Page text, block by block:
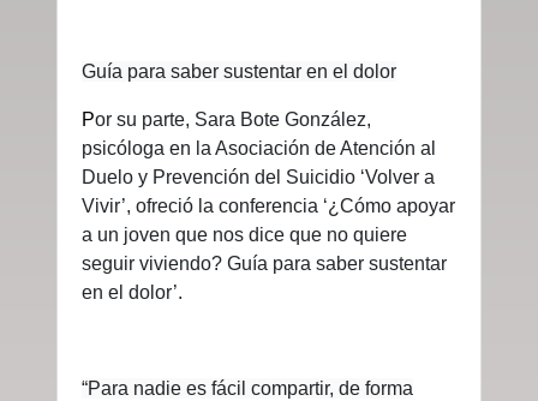
Guía para saber sustentar en el dolor
Por su parte, Sara Bote González,
psicóloga en la Asociación de Atención al
Duelo y Prevención del Suicidio ‘Volver a
Vivir’, ofreció la conferencia ‘¿Cómo apoyar
a un joven que nos dice que no quiere
seguir viviendo? Guía para saber sustentar
en el dolor’.
“Para nadie es fácil compartir, de forma